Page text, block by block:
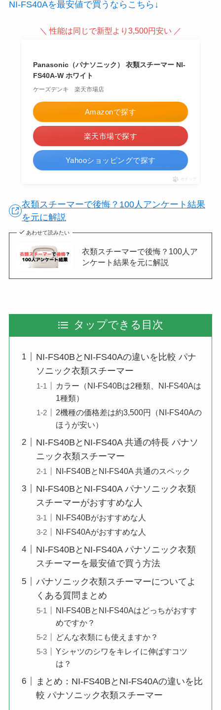
NI-FS40Aを最安値で買うならこちら↓
＼ 性能は同じで新型より3,500円安い ／
Panasonic（パナソニック） 衣類スチーマー NI-
FS40A-W ホワイト
ケーズデンキ 楽天市場店
Amazonで探す
楽天市場で探す
Yahooショッピングで探す
ポチップ
衣類スチーマーで後悔？100人アンケート結果
を元に解説
あわせて読みたい
衣類スチーマーで後悔？100人ア
ンケート結果を元に解説
タップできる目次
NI-FS40BとNI-FS40Aの違いを比較 パナ
ソニック衣類スチーマー
カラー（NI-FS40Bは2種類、NI-FS40Aは
1種類）
2機種の価格差は約3,500円（NI-FS40Aの
ほうが安い）
NI-FS40BとNI-FS40A 共通の特長 パナソ
ニック衣類スチーマー
NI-FS40BとNI-FS40A 共通のスペック
NI-FS40BとNI-FS40A パナソニック衣類
スチーマーがおすすめな人
NI-FS40Bがおすすめな人
NI-FS40Aがおすすめな人
NI-FS40BとNI-FS40A パナソニック衣類
スチーマーを最安値で買う方法
パナソニック衣類スチーマーについてよ
くある質問まとめ
NI-FS40BとNI-FS40Aはどっちがおすす
めですか？
どんな衣類にも使えますか？
Yシャツのシワをキレイに伸ばすコツ
は？
まとめ：NI-FS40BとNI-FS40Aの違いを比
較 パナソニック衣類スチーマー